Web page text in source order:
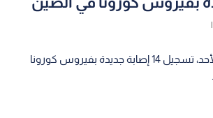
|
أعلنت الصين اليوم الأحد، تسجيل 14 إصابة جديدة بفيروس كورونا